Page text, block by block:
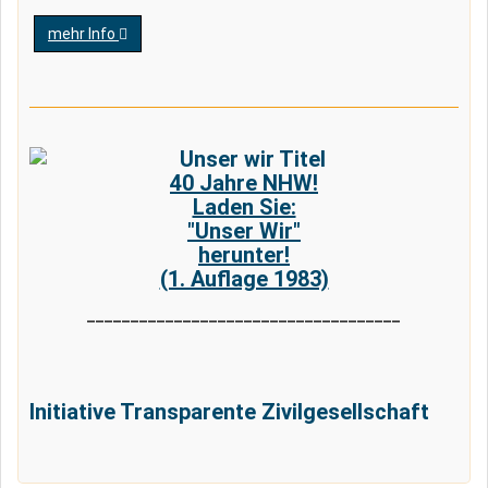
mehr Info
40 Jahre NHW!
Laden Sie:
"Unser Wir"
herunter!
(1. Auflage 1983)
Initiative Transparente Zivilgesellschaft